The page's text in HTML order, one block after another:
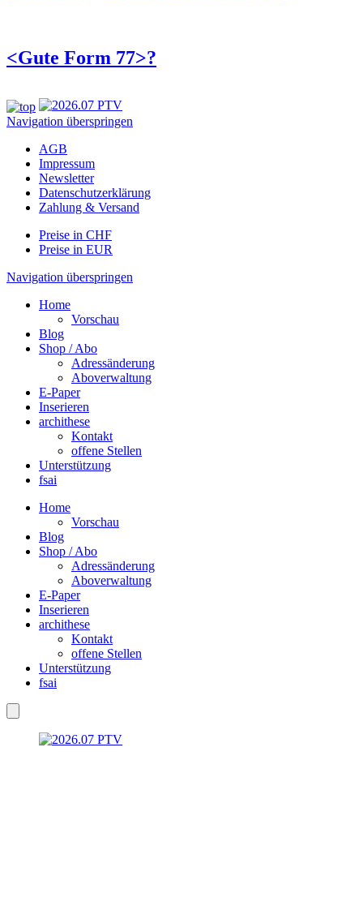
<Gute Form 77>?
Navigation überspringen
AGB
Impressum
Newsletter
Datenschutzerklärung
Zahlung & Versand
Preise in CHF
Preise in EUR
Navigation überspringen
Home
Vorschau
Blog
Shop / Abo
Adressänderung
Aboverwaltung
E-Paper
Inserieren
archithese
Kontakt
offene Stellen
Unterstützung
fsai
Home
Vorschau
Blog
Shop / Abo
Adressänderung
Aboverwaltung
E-Paper
Inserieren
archithese
Kontakt
offene Stellen
Unterstützung
fsai